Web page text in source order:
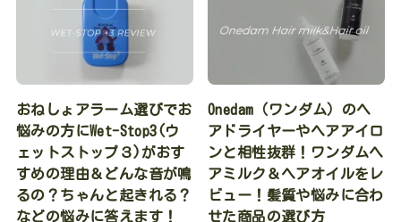
おねしょアラーム選びでお
悩みの方にWet-Stop3(ウ
ェットストップ３)がおす
すめの理由＆どんな音が鳴
るの？ちゃんと起きれる？
などの悩みに答えます！
Onedam（ワンダム）のヘ
アドライヤーやヘアアイロ
ンと相性抜群！ワンダムヘ
アミルク＆ヘアオイルをレ
ビュー！髪質や悩みに合わ
せた商品の選び方